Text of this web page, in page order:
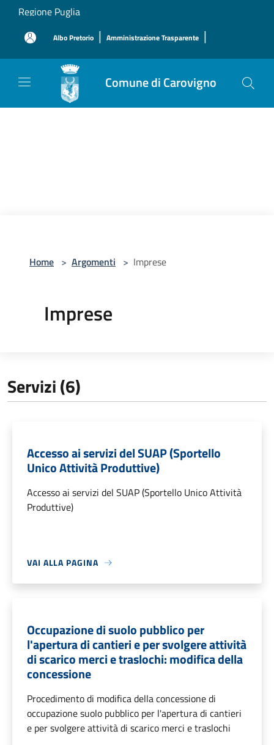
Salta al contenuto principale
Regione Puglia
Albo Pretorio | Amministrazione Trasparente |
Comune di Carovigno
Home > Argomenti > Imprese
Imprese
Servizi (6)
Accesso ai servizi del SUAP (Sportello
Unico Attività Produttive)
Accesso ai servizi del SUAP (Sportello Unico Attività
Produttive)
VAI ALLA PAGINA
Occupazione di suolo pubblico per
l'apertura di cantieri e per svolgere attività
di scarico merci e traslochi: modifica della
concessione
Procedimento di modifica della concessione di
occupazione suolo pubblico per l'apertura di cantieri
e per svolgere attività di scarico merci e traslochi